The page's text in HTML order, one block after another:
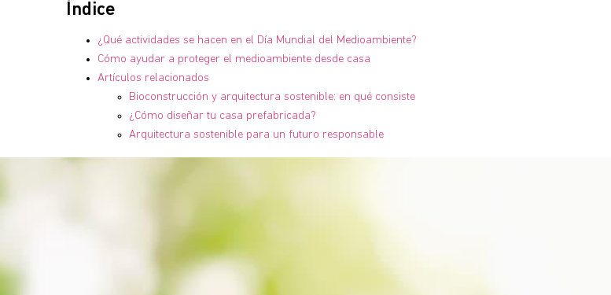
Índice
¿Qué actividades se hacen en el Día Mundial del Medioambiente?
Cómo ayudar a proteger el medioambiente desde casa
Artículos relacionados
Bioconstrucción y arquitectura sostenible: en qué consiste
¿Cómo diseñar tu casa prefabricada?
Arquitectura sostenible para un futuro responsable